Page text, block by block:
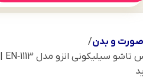
صورت و بدن